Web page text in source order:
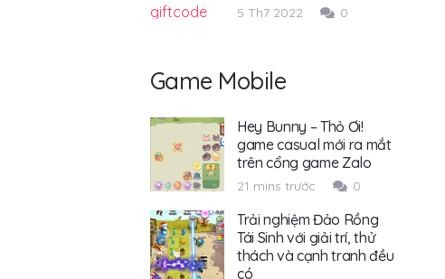
5 Th7 2022 0
Game Mobile
Hey Bunny – Thỏ Ơi!
game casual mới ra mắt
trên cổng game Zalo
21 mins trước 0
Trải nghiệm Đảo Rồng
Tái Sinh với giải trí, thử
thách và cạnh tranh đều
có